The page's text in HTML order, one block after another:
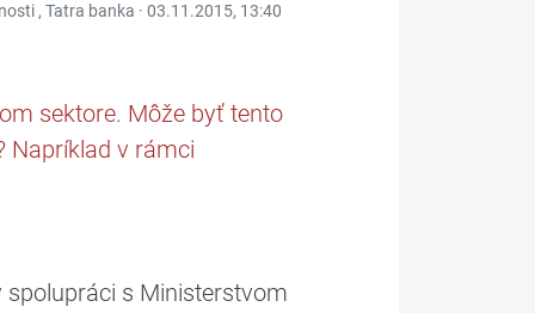
, Tatra banka · 03.11.2015, 13:40
sektore. Môže byť tento
Napríklad v rámci
s Ministerstvom